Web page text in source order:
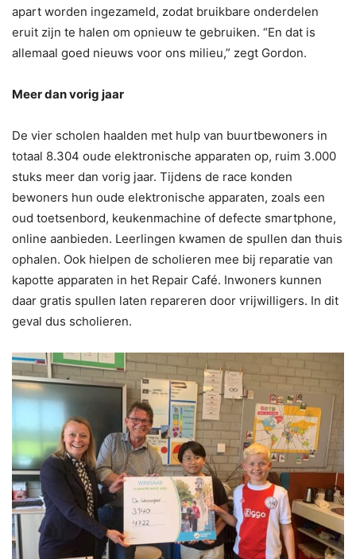
apart worden ingezameld, zodat bruikbare onderdelen
eruit zijn te halen om opnieuw te gebruiken. “En dat is
allemaal goed nieuws voor ons milieu,” zegt Gordon.
Meer dan vorig jaar
De vier scholen haalden met hulp van buurtbewoners in
totaal 8.304 oude elektronische apparaten op, ruim 3.000
stuks meer dan vorig jaar. Tijdens de race konden
bewoners hun oude elektronische apparaten, zoals een
oud toetsenbord, keukenmachine of defecte smartphone,
online aanbieden. Leerlingen kwamen de spullen dan thuis
ophalen. Ook hielpen de scholieren mee bij reparatie van
kapotte apparaten in het Repair Café. Inwoners kunnen
daar gratis spullen laten repareren door vrijwilligers. In dit
geval dus scholieren.